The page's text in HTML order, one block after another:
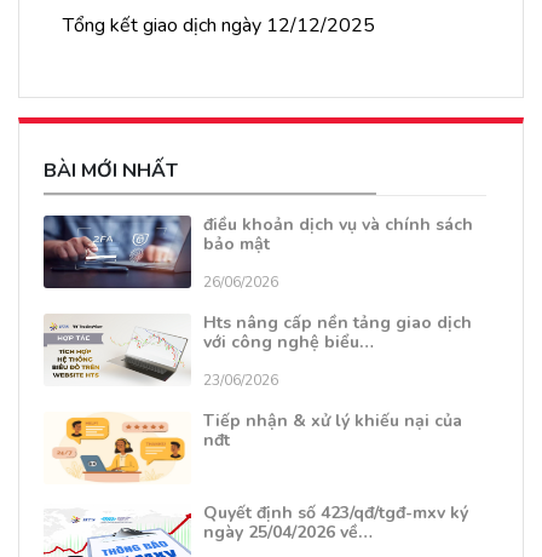
Tổng kết giao dịch ngày 12/12/2025
BÀI MỚI NHẤT
điều khoản dịch vụ và chính sách
bảo mật
26/06/2026
Hts nâng cấp nền tảng giao dịch
với công nghệ biểu…
23/06/2026
Tiếp nhận & xử lý khiếu nại của
nđt
Quyết định số 423/qđ/tgđ-mxv ký
ngày 25/04/2026 về…